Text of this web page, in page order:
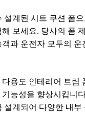
설계된 시트 쿠션 폼
보세요. 당사의 폼
과 운전자 모두의 운
다용도 인테리어 트림
능성을 향상시킵니
설계되어 다양한 내부